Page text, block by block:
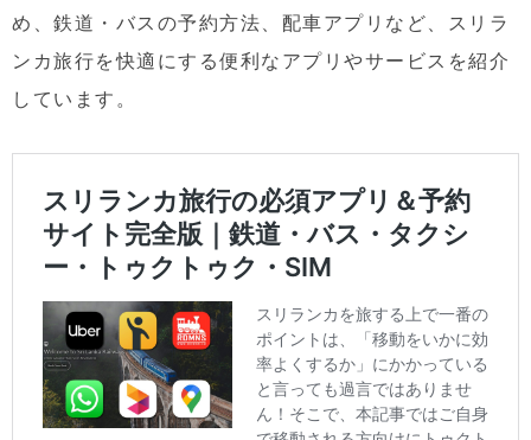
め、鉄道・バスの予約方法、配車アプリなど、スリラ
ンカ旅行を快適にする便利なアプリやサービスを紹介
しています。